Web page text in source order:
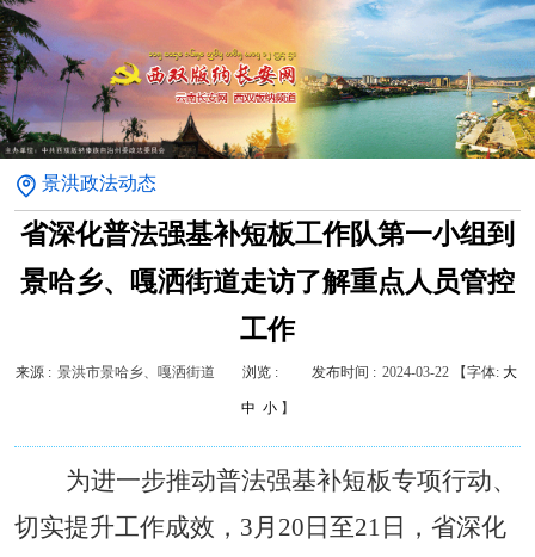
景洪政法动态
省深化普法强基补短板工作队第一小组到
景哈乡、嘎洒街道走访了解重点人员管控
工作
来源 : 景洪市景哈乡、嘎洒街道 浏览 : 发布时间 : 2024-03-22【字体: 大
中 小 】
为进一步推动普法强基补短板专项行动、
切实提升工作成效， 3 月 20 日至21 日，省深化